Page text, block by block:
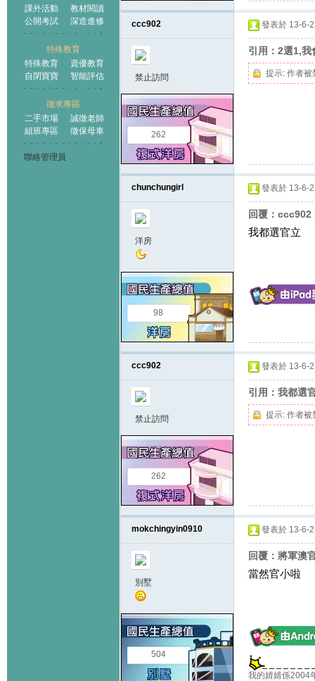
課外活動
教材閱讀
公開考試
深造進修
特殊教育
特殊教育
資優教育
自閉寶寶
智能評估
徵求專區
二手市場
誠徵老師
組班專區
徵保母車
聯絡管理員
ccc902
禁止訪問
262
發表於 13-6-
引用：2選1,我
提示: 作者被
chunchungirl
洋房
98
發表於 13-6-
回覆：ccc902
我都選官立
ccc902
禁止訪問
262
發表於 13-6-
引用：我都選
提示: 作者被
mokchingyin0910
別墅
504
發表於 13-6-
回覆：將軍澳
當然官小啦
我的婧婧係2004